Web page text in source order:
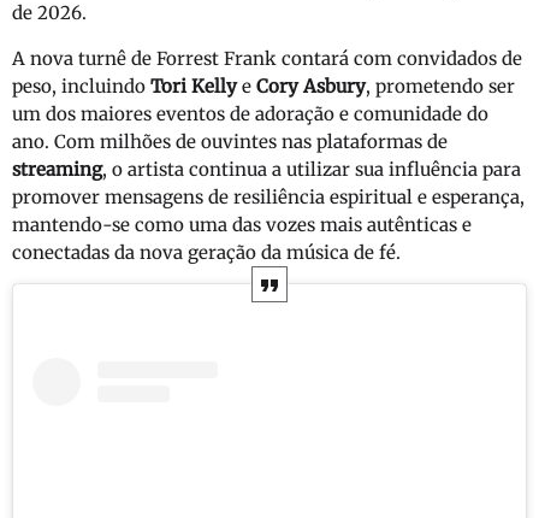
de 2026.
A nova turnê de Forrest Frank contará com convidados de
peso, incluindo Tori Kellye Cory Asbury, prometendo ser
um dos maiores eventos de adoração e comunidade do
ano. Com milhões de ouvintes nas plataformas de
streaming, o artista continua a utilizar sua influência para
promover mensagens de resiliência espiritual e esperança,
mantendo-se como uma das vozes mais autênticas e
conectadas da nova geração da música de fé.